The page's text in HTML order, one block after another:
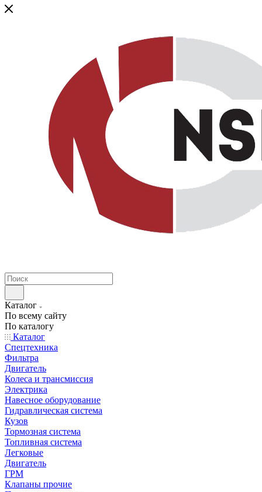
Каталог
По всему сайту
По каталогу
Каталог
Спецтехника
Фильтра
Двигатель
Колеса и трансмиссия
Электрика
Навесное оборудование
Гидравлическая система
Кузов
Тормозная система
Топливная система
Легковые
Двигатель
ГРМ
Клапаны прочие